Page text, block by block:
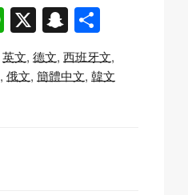
W
h
at
X S
n
a
享
英文 德文 西班牙文
俄文 簡體中文 韓文